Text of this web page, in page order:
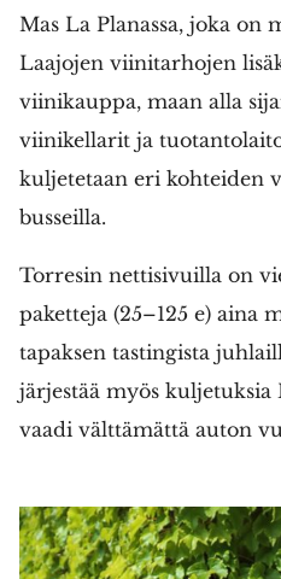
Mas La Planassa, joka on
Laajojen viinitarhojen
viinikauppa, maan alla
viinikellarit ja
kuljetetaan eri kohteiden
busseilla.
Torresin nettisivuilla on
paketteja (25–125 e) aina
tapaksen tastingista
järjestää myös kuljetuksia
vaadi välttämättä auton